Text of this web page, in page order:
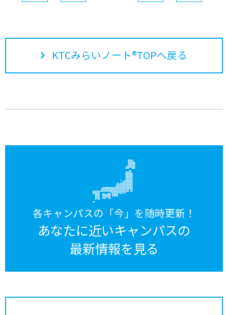
KTCみらいノート®TOPへ戻る
各キャンパスの「今」を随時更新！
あなたに近いキャンパスの
最新情報を見る